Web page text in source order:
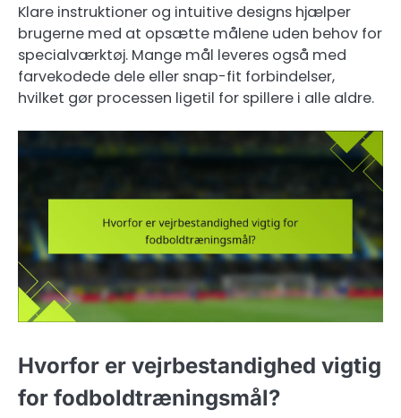
Klare instruktioner og intuitive designs hjælper
brugerne med at opsætte målene uden behov for
specialværktøj. Mange mål leveres også med
farvekodede dele eller snap-fit forbindelser,
hvilket gør processen ligetil for spillere i alle aldre.
Hvorfor er vejrbestandighed vigtig
for fodboldtræningsmål?